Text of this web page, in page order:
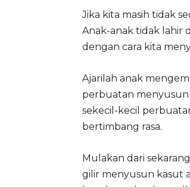
Jika kita masih tidak
Anak-anak tidak lahir
dengan cara kita
Ajarilah anak
perbuatan menyusun
sekecil-kecil
bertimbang rasa.
Mulakan dari
gilir menyusun kasut